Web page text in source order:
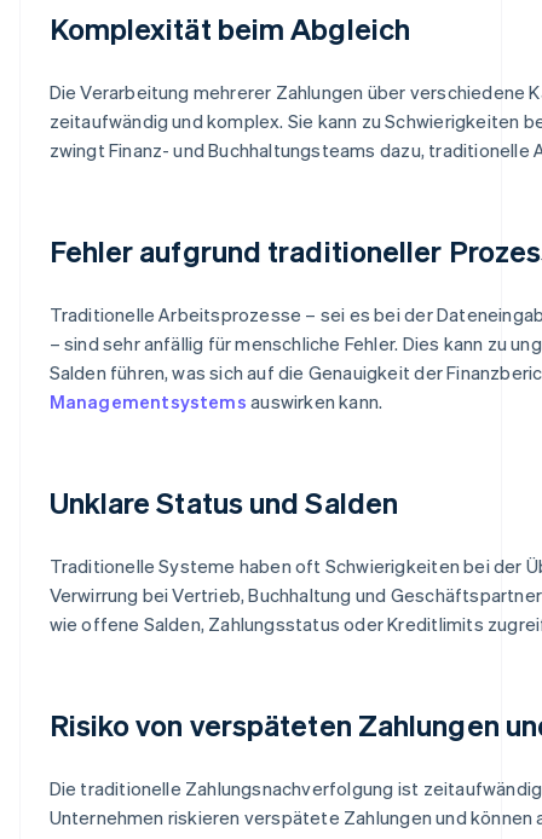
Komplexität beim Abgleich
Die Verarbeitung mehrerer Zahlungen über verschiedene
zeitaufwändig und komplex. Sie kann zu Schwierigkeiten
zwingt Finanz- und Buchhaltungsteams dazu,
Fehler aufgrund traditioneller
Traditionelle Arbeitsprozesse – sei es bei der
– sind sehr anfällig für menschliche Fehler. Dies kann zu
Salden führen, was sich auf die Genauigkeit der
Managementsystems auswirken kann.
Unklare Status und Salden
Traditionelle Systeme haben oft Schwierigkeiten bei der
Verwirrung bei Vertrieb, Buchhaltung und
wie offene Salden, Zahlungsstatus oder Kreditlimits
Risiko von verspäteten Zahlungen
Die traditionelle Zahlungsnachverfolgung ist
Unternehmen riskieren verspätete Zahlungen und können